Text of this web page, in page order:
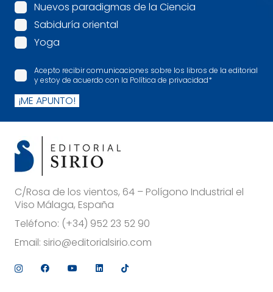
Nuevos paradigmas de la Ciencia
Sabiduría oriental
Yoga
Acepto recibir comunicaciones sobre los libros de la editorial
y estoy de acuerdo con la Política de privacidad*
¡ME APUNTO!
C/Rosa de los vientos, 64 – Polígono Industrial el
Viso Málaga, España
Teléfono: (+34) 952 23 52 90
Email: sirio@editorialsirio.com